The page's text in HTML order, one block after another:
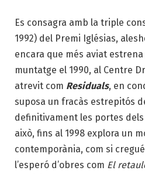
Es consagra amb la triple
1992) del Premi Iglésias,
encara que més aviat
muntatge el 1990, al Centre
atrevit com Residuals, en
suposa un fracàs estrepitós
definitivament les portes
això, fins al 1998 explora un
contemporània, com si
l’esperó d’obres com El